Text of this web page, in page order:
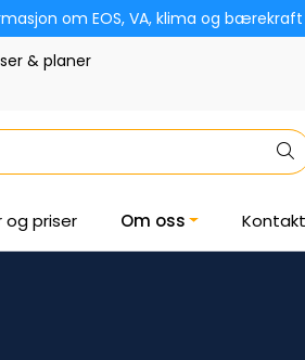
om EOS, VA, klima og bærekraft
& planer
og priser Om oss